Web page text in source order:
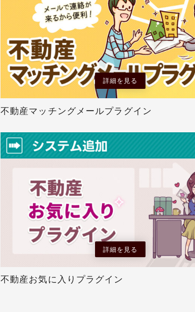
詳細を見る
不動産マッチングメールプラグイン
詳細を見る
不動産お気に入りプラグイン